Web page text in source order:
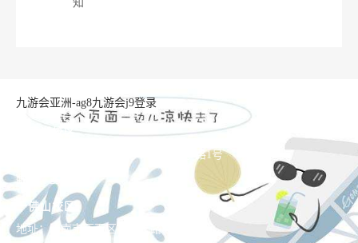
知
九游会亚洲-ag8九游会j9登录
长清湖校区
地址：济南市长清区大学科技园大学路1号
邮编：250358
千佛山校区
地址：济南市历下区文化东路88号